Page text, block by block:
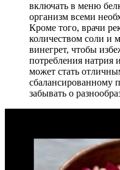
включать в меню
организм всеми
Кроме того, врачи
количеством соли и
винегрет, чтобы
потребления натрия
может стать
сбалансированному
забывать о